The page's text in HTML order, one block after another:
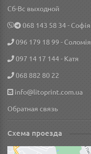
Сб-Вс выходной
‎068 143 58 34- Софія
096 179 18 99 - Соломія
097 14 17 144- Катя
068 882 80 22
info@litoprint.com.ua
Обратная связь
Схема проезда